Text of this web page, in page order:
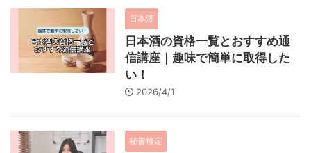
日本酒
日本酒の資格一覧とおすすめ通
信講座｜趣味で簡単に取得した
い！
2026/4/1
秘書検定